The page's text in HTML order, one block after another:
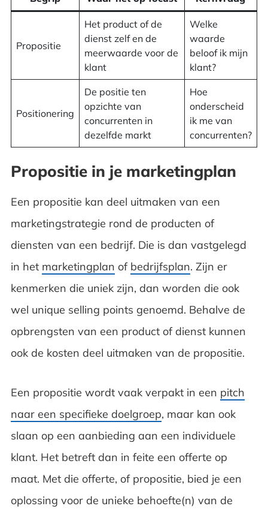
Propositie
Het product of de
dienst zelf en de
meerwaarde voor de
klant
Welke
waarde
beloof ik mijn
klant?
Positionering
De positie ten
opzichte van
concurrenten in
dezelfde markt
Hoe
onderscheid
ik me van
concurrenten?
Propositie in je marketingplan
Een propositie kan deel uitmaken van een
marketingstrategie rond de producten of
diensten van een bedrijf. Die is dan vastgelegd
in het marketingplan of bedrijfsplan. Zijn er
kenmerken die uniek zijn, dan worden die ook
wel unique selling points genoemd. Behalve de
opbrengsten van een product of dienst kunnen
ook de kosten deel uitmaken van de propositie.
Een propositie wordt vaak verpakt in een pitch
naar een specifieke doelgroep, maar kan ook
slaan op een aanbieding aan een individuele
klant. Het betreft dan in feite een offerte op
maat. Met die offerte, of propositie, bied je een
oplossing voor de unieke behoefte(n) van de